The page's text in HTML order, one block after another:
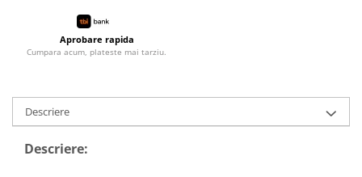
Aprobare rapida
Cumpara acum, plateste mai tarziu.
Descriere
Descriere: